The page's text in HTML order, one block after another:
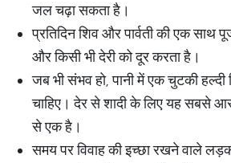
जल चढ़ा सकता है।
प्रतिदिन शिव और पार्वती की एक साथ
और किसी भी देरी को दूर करता है।
जब भी संभव हो, पानी में एक चुटकी हल्दी
चाहिए। देर से शादी के लिए यह सबसे
से एक है।
समय पर विवाह की इच्छा रखने वाले